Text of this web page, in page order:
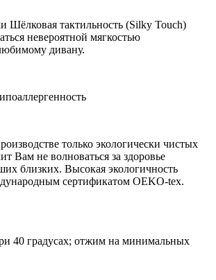
Шёлковая тактильность (Silky Touch)
невероятной мягкостью
дивану.
только экологически чистых
Вам не волноваться за здоровье
близких. Высокая экологичность
сертификатом OEKO-tex.
40 градусах; отжим на минимальных